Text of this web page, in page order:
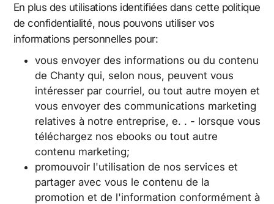
En plus des utilisations identifiées dans cette politique
de confidentialité, nous pouvons utiliser vos
informations personnelles pour:
vous envoyer des informations ou du contenu
de Chanty qui, selon nous, peuvent vous
intéresser par courriel, ou tout autre moyen et
vous envoyer des communications marketing
relatives à notre entreprise, e. . - lorsque vous
téléchargez nos ebooks ou tout autre
contenu marketing;
promouvoir l'utilisation de nos services et
partager avec vous le contenu de la
promotion et de l'information conformément à